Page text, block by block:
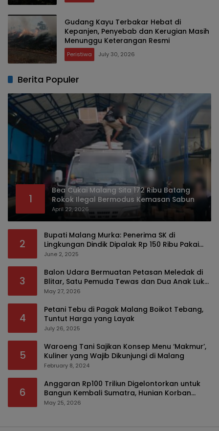
Gudang Kayu Terbakar Hebat di
Kepanjen, Penyebab dan Kerugian Masih
Menunggu Keterangan Resmi
Peristiwa July 30, 2026
Berita Populer
1
Bea Cukai Malang Sita 172 Ribu Batang
Rokok Ilegal Bermodus Kemasan Sabun
April 22, 2026
2
Bupati Malang Murka: Penerima SK di
Lingkungan Dindik Dipalak Rp 150 Ribu Pakai
Modus Tumpengan, KPK Turut Pantau
June 2, 2025
3
Balon Udara Bermuatan Petasan Meledak di
Blitar, Satu Pemuda Tewas dan Dua Anak Luka
Serius
May 27, 2026
4
Petani Tebu di Pagak Malang Boikot Tebang,
Tuntut Harga yang Layak
July 26, 2025
5
Waroeng Tani Sajikan Konsep Menu ‘Makmur’,
Kuliner yang Wajib Dikunjungi di Malang
February 8, 2024
6
Anggaran Rp100 Triliun Digelontorkan untuk
Bangun Kembali Sumatra, Hunian Korban
Bencana Bakal Difokuskan
May 25, 2026